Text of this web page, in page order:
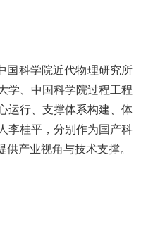
国科学院近代物理研究所
学、中国科学院过程工程
运行、支撑体系构建、体
李桂平，分别作为国产科
产业视角与技术支撑。